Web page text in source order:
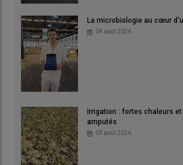
La microbiologie au cœur
04 août 2026
Irrigation : fortes chaleurs
amputés
03 août 2026